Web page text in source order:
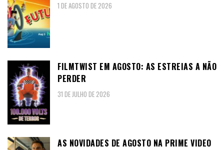
1 DE AGOSTO DE 2026
FILMTWIST EM AGOSTO: AS ESTREIAS A NÃO
PERDER
31 DE JULHO DE 2026
AS NOVIDADES DE AGOSTO NA PRIME VIDEO